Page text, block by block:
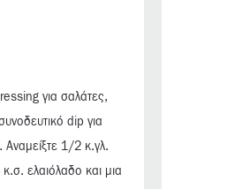
για σαλάτες,
dip για
Αναμείξτε 1/2 κ.γλ.
ελαιόλαδο και μια